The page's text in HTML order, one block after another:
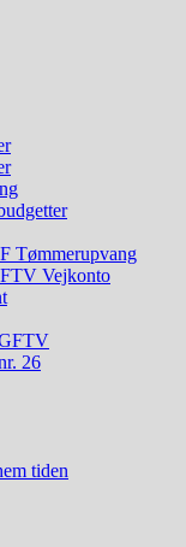
Tømmerupvang
Vejkonto
26
tiden